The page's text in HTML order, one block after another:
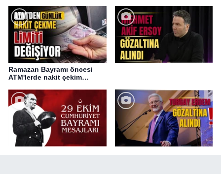
Ramazan Bayramı öncesi
ATM'lerde nakit çekim